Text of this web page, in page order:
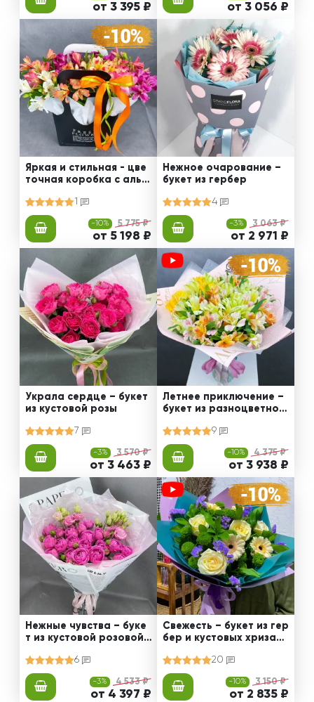
от 3 395 ₽ от 3 056 ₽
Яркая и стильная - цве
точная коробка с альс
1
-10% 5 775 ₽
от 5 198 ₽
Нежное очарование –
букет из гербер
4
-3% 3 063 ₽
от 2 971 ₽
Украла сердце – букет
из кустовой розы
7
-3% 3 570 ₽
от 3 463 ₽
Летнее приключение –
букет из разноцветной
9
-10% 4 375 ₽
от 3 938 ₽
Нежные чувства – буке
т из кустовой розовой
6
-3% 4 533 ₽
от 4 397 ₽
Свежесть – букет из гер
бер и кустовых хризант
20
-10% 3 150 ₽
от 2 835 ₽